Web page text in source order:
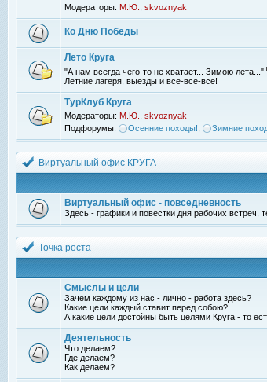
Модераторы: М.Ю. skvoznyak
Ко Дню Победы
Лето Круга
"А нам всегда чего-то не хватает... Зимою лета..."
Летние лагеря, выезды и все-все-все!
ТурКлуб Круга
Модераторы: М.Ю.
skvoznyak
Подфорумы:
Осенние походы! Зимние
Виртуальный офис КРУГА
Виртуальный офис - повседневность
Здесь - графики и повестки дня рабочих
Точка роста
Смыслы и цели
Зачем каждому из нас - лично - работа здесь?
Какие цели каждый ставит перед собою?
А какие цели достойны быть целями Круга - то
Деятельность
Что делаем?
Где делаем?
Как делаем?